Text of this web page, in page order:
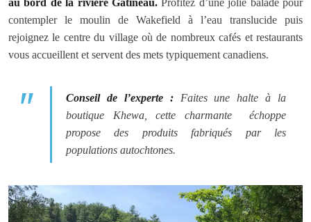
contempler le moulin de Wakefield à l’eau translucide puis
rejoignez le centre du village où de nombreux cafés et restaurants
vous accueillent et servent des mets typiquement canadiens.
Conseil de l’experte :Faites une halte à la
boutique Khewa, cette charmante échoppe
propose des produits fabriqués par les
populations autochtones.